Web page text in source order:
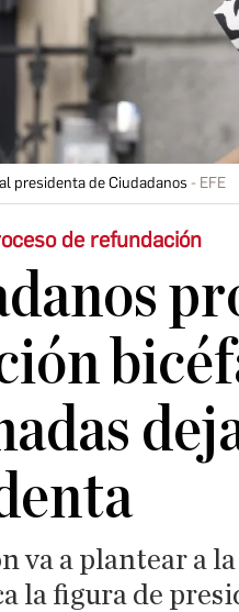
presidenta de Ciudadanos EFE
de refundación
va a plantear a
la figura de